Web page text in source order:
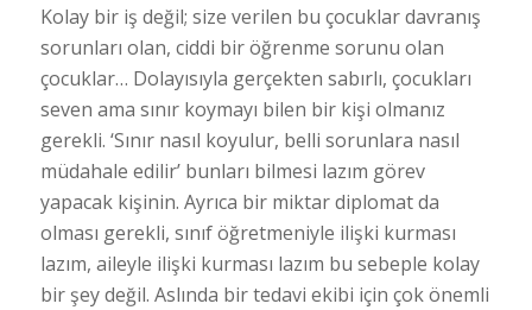
Kolay bir iş değil; size verilen bu çocuklar davranış
sorunları olan, ciddi bir öğrenme sorunu olan
çocuklar… Dolayısıyla gerçekten sabırlı, çocukları
seven ama sınır koymayı bilen bir kişi olmanız
gerekli. ‘Sınır nasıl koyulur, belli sorunlara nasıl
müdahale edilir’ bunları bilmesi lazım görev
yapacak kişinin. Ayrıca bir miktar diplomat da
olması gerekli, sınıf öğretmeniyle ilişki kurması
lazım, aileyle ilişki kurması lazım bu sebeple kolay
bir şey değil. Aslında bir tedavi ekibi için çok önemli